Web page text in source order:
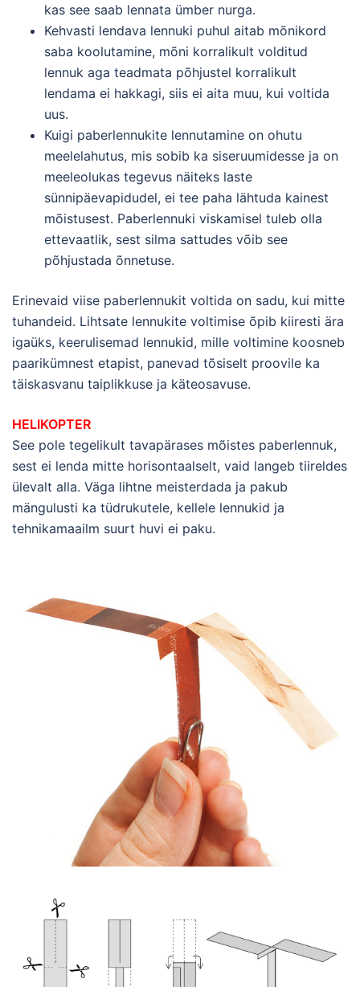
kas see saab lennata ümber nurga.
Kehvasti lendava lennuki puhul aitab mõnikord
saba koolutamine, mõni korralikult volditud
lennuk aga teadmata põhjustel korralikult
lendama ei hakkagi, siis ei aita muu, kui voltida
uus.
Kuigi paberlennukite lennutamine on ohutu
meelelahutus, mis sobib ka siseruumidesse ja on
meeleolukas tegevus näiteks laste
sünnipäevapidudel, ei tee paha lähtuda kainest
mõistusest. Paberlennuki viskamisel tuleb olla
ettevaatlik, sest silma sattudes võib see
põhjustada õnnetuse.
Erinevaid viise paberlennukit voltida on sadu, kui mitte
tuhandeid. Lihtsate lennukite voltimise õpib kiiresti ära
igaüks, keerulisemad lennukid, mille voltimine koosneb
paarikümnest etapist, panevad tõsiselt proovile ka
täiskasvanu taiplikkuse ja käteosavuse.
HELIKOPTER
See pole tegelikult tavapärases mõistes paberlennuk,
sest ei lenda mitte horisontaalselt, vaid langeb tiireldes
ülevalt alla. Väga lihtne meisterdada ja pakub
mängulusti ka tüdrukutele, kellele lennukid ja
tehnikamaailm suurt huvi ei paku.